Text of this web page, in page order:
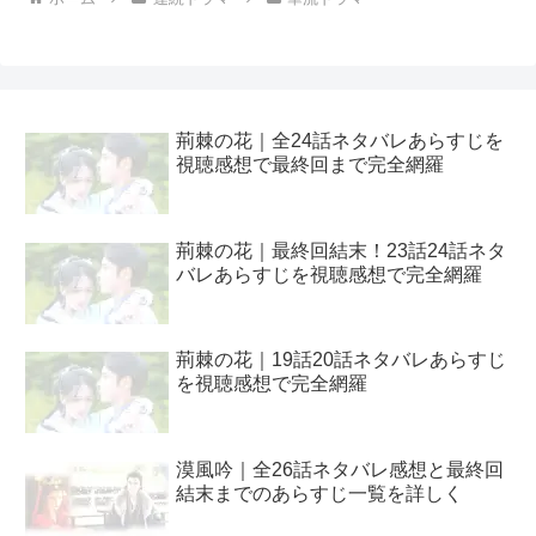
荊棘の花｜全24話ネタバレあらすじを
視聴感想で最終回まで完全網羅
荊棘の花｜最終回結末！23話24話ネタ
バレあらすじを視聴感想で完全網羅
荊棘の花｜19話20話ネタバレあらすじ
を視聴感想で完全網羅
漠風吟｜全26話ネタバレ感想と最終回
結末までのあらすじ一覧を詳しく